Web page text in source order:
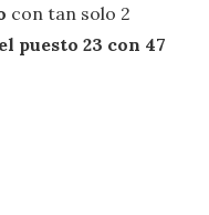
con tan solo 2
puesto 23 con 47